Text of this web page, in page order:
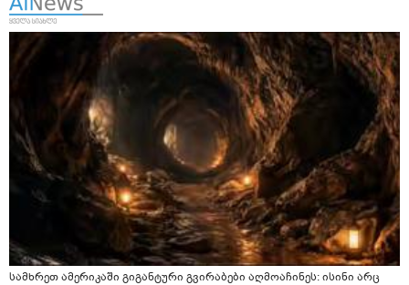
სამხრეთ ამერიკაში გიგანტური გვირაბები აღმოაჩინეს: ისინი არც